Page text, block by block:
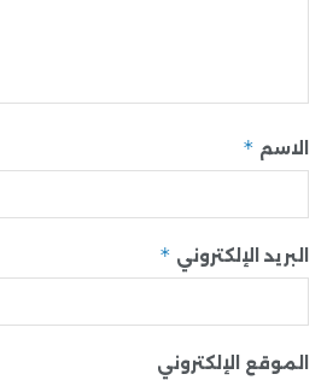
الاسم *
البريد الإلكتروني *
الموقع الإلكتروني